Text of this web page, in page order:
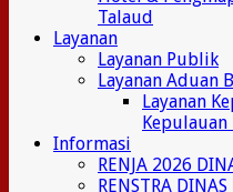
Talaud
Layanan
Layanan Publik
Layanan Aduan
Layanan
Kepulauan
Informasi
RENJA 2026
RENSTRA